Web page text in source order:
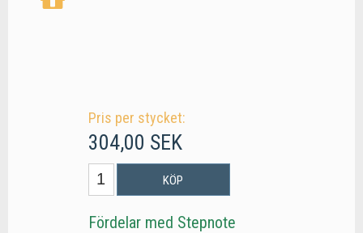
Pris per stycket:
304,00 SEK
KÖP
Fördelar med Stepnote